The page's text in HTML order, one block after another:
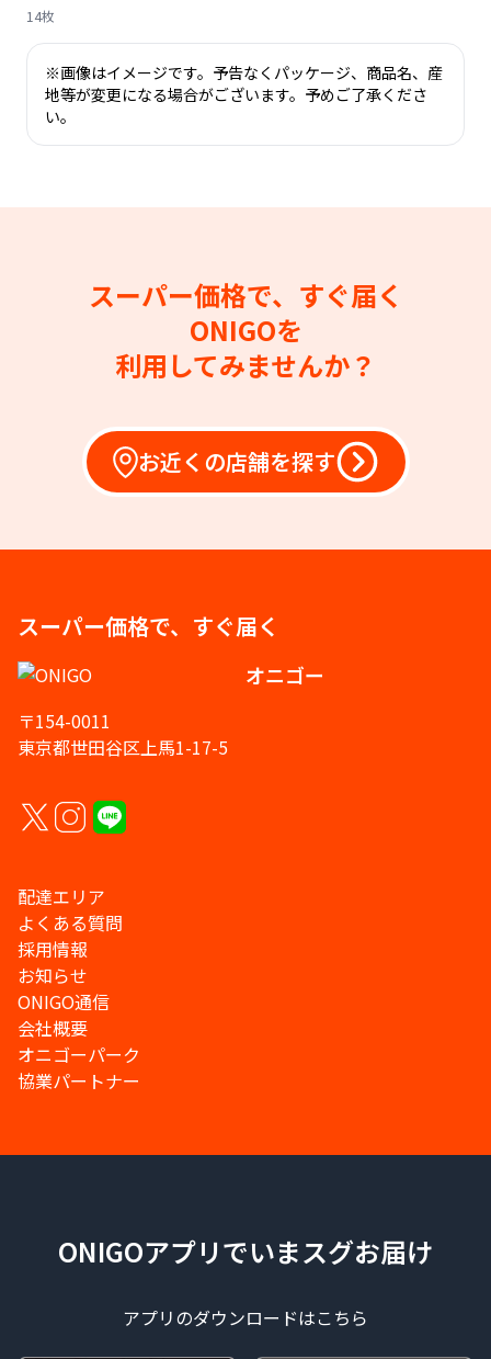
14枚
※画像はイメージです。予告なくパッケージ、商品名、産
地等が変更になる場合がございます。予めご了承くださ
い。
スーパー価格で、すぐ届く
ONIGOを
利用してみませんか？
お近くの店舗を探す
スーパー価格で、すぐ届く
オニゴー
〒154-0011
東京都世田谷区上馬1-17-5
配達エリア
よくある質問
採用情報
お知らせ
ONIGO通信
会社概要
オニゴーパーク
協業パートナー
ONIGOアプリでいまスグお届け
アプリのダウンロードはこちら